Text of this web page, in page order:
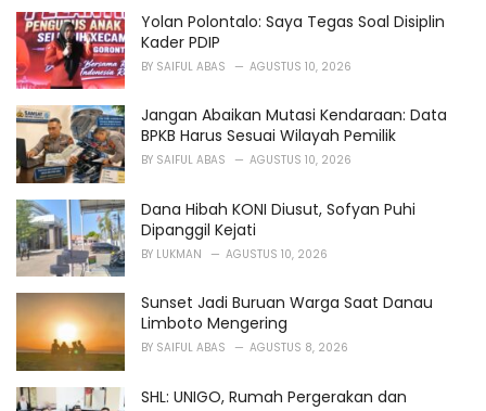
o
r
i
e
:
Yolan Polontalo: Saya Tegas Soal Disiplin
Kader PDIP
BY SAIFUL ABAS AGUSTUS 10, 2026
Jangan Abaikan Mutasi Kendaraan: Data
BPKB Harus Sesuai Wilayah Pemilik
BY SAIFUL ABAS AGUSTUS 10, 2026
Dana Hibah KONI Diusut, Sofyan Puhi
Dipanggil Kejati
BY LUKMAN AGUSTUS 10, 2026
Sunset Jadi Buruan Warga Saat Danau
Limboto Mengering
BY SAIFUL ABAS AGUSTUS 8, 2026
SHL: UNIGO, Rumah Pergerakan dan